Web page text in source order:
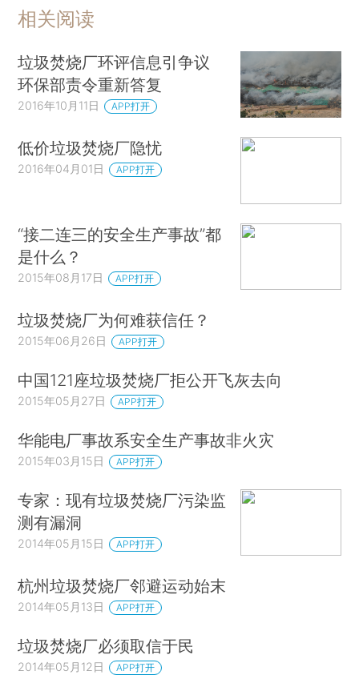
相关阅读
垃圾焚烧厂环评信息引争议
环保部责令重新答复
2016年10月11日 APP打开
低价垃圾焚烧厂隐忧
2016年04月01日 APP打开
“接二连三的安全生产事故”都
是什么？
2015年08月17日 APP打开
垃圾焚烧厂为何难获信任？
2015年06月26日 APP打开
中国121座垃圾焚烧厂拒公开飞灰去向
2015年05月27日 APP打开
华能电厂事故系安全生产事故非火灾
2015年03月15日 APP打开
专家：现有垃圾焚烧厂污染监
测有漏洞
2014年05月15日 APP打开
杭州垃圾焚烧厂邻避运动始末
2014年05月13日 APP打开
垃圾焚烧厂必须取信于民
2014年05月12日 APP打开